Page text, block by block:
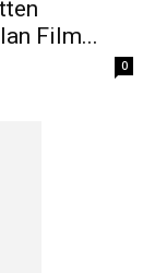
Film...
0